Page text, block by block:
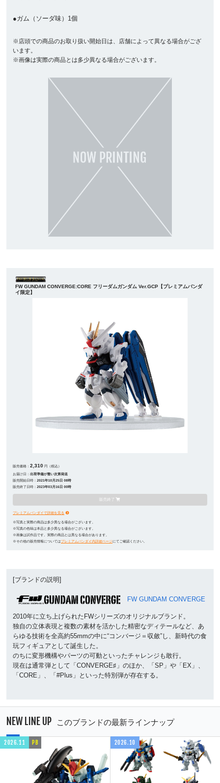
●ガム（ソーダ味）1個
※店頭での商品のお取り扱い開始日は、店舗によって異なる場合がござ
います。
※画像は実際の商品とは多少異なる場合がございます。
FW GUNDAM CONVERGE:CORE フリーダムガンダム Ver.GCP【プレミアムバンダ
イ限定】
販売価格：2,310 円（税込）
お届け日：出荷準備が整い次第発送
販売開始日時：2021年10月25日 08時
販売終了日時：2023年03月16日 00時
販売終了
プレミアムバンダイで詳細を見る
※写真と実際の商品は多少異なる場合がございます。
※写真の色味は本品と多少異なる場合がございます。
※画像は試作品です。実際の商品とは異なる場合があります。
※その他の販売情報についてはプレミアムバンダイ内詳細ページにてご確認ください。
[ブランドの説明]
FW GUNDAM CONVERGE
2010年に立ち上げられたFWシリーズのオリジナルブランド。
独自の立体表現と複数の素材を活かした精密なディテールなど、あ
らゆる技術を全高約55mmの中に“コンバージ＝収斂”し、新時代の食
玩フィギュアとして誕生した。
のちに変形機構やパーツの可動といったチャレンジも敢行。
現在は通常弾として「CONVERGE♯」のほか、「SP」や「EX」、
「CORE」、「#Plus」といった特別弾が存在する。
NEW LINE UP このブランドの最新ラインナップ
2026.11 PB 2026.10